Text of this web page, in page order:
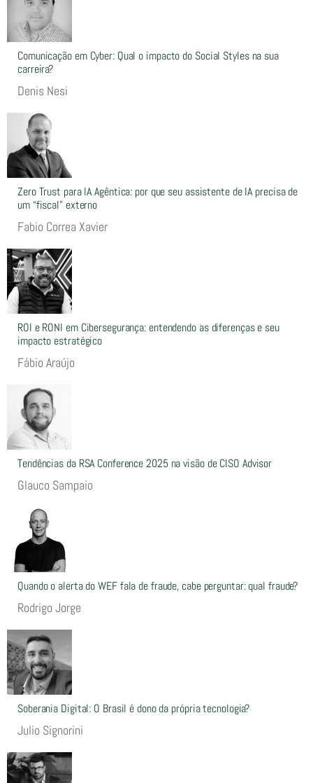
Comunicação em Cyber: Qual o impacto do Social Styles na sua
carreira?
Denis Nesi
Zero Trust para IA Agêntica: por que seu assistente de IA precisa de
um “fiscal” externo
Fabio Correa Xavier
ROI e RONI em Cibersegurança: entendendo as diferenças e seu
impacto estratégico
Fábio Araújo
Tendências da RSA Conference 2025 na visão de CISO Advisor
Glauco Sampaio
Quando o alerta do WEF fala de fraude, cabe perguntar: qual fraude?
Rodrigo Jorge
Soberania Digital: O Brasil é dono da própria tecnologia?
Julio Signorini